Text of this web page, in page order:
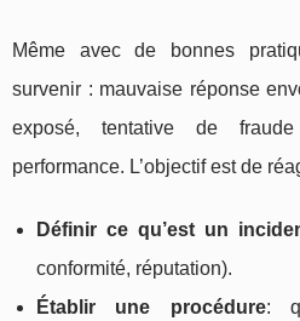
Même avec de bonnes
survenir : mauvaise réponse
exposé, tentative de
performance. L’objectif est de
Définir ce qu’est un
conformité, réputation).
Établir une procédure: